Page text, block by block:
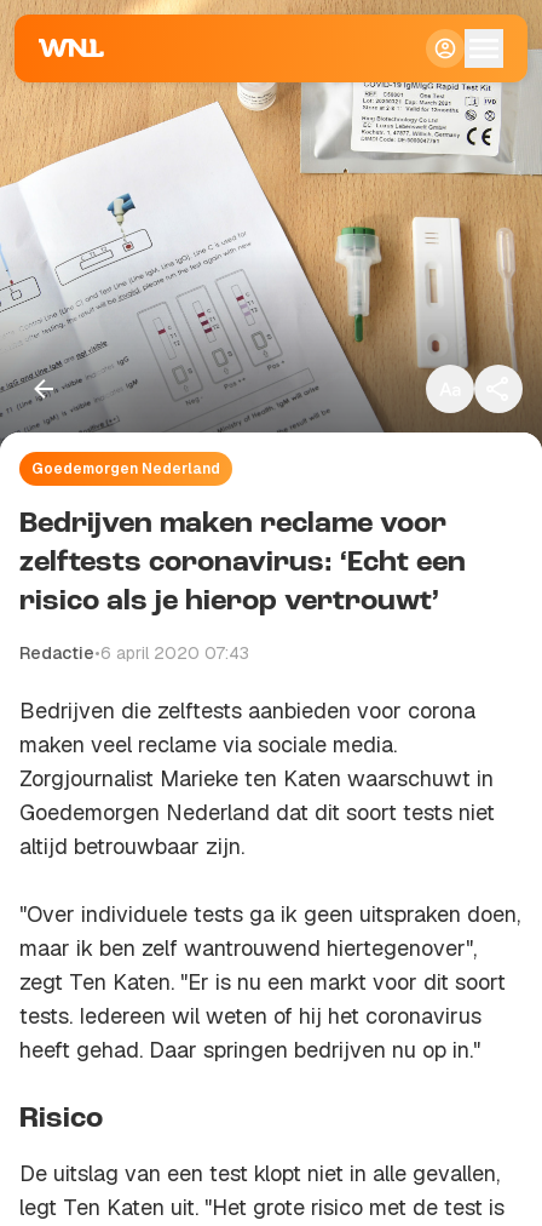
Klein
Standaard
Groot
Goedemorgen Nederland
Bedrijven maken reclame voor
zelftests coronavirus: ‘Echt een
risico als je hierop vertrouwt’
Redactie•6 april 2020 07:43
Bedrijven die zelftests aanbieden voor corona
maken veel reclame via sociale media.
Zorgjournalist Marieke ten Katen waarschuwt in
Goedemorgen Nederland dat dit soort tests niet
altijd betrouwbaar zijn.
"Over individuele tests ga ik geen uitspraken doen,
maar ik ben zelf wantrouwend hiertegenover",
zegt Ten Katen. "Er is nu een markt voor dit soort
tests. Iedereen wil weten of hij het coronavirus
heeft gehad. Daar springen bedrijven nu op in."
Risico
De uitslag van een test klopt niet in alle gevallen,
legt Ten Katen uit. "Het grote risico met de test is